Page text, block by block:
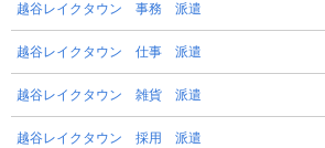
越谷レイクタウン 事務 派遣
越谷レイクタウン 仕事 派遣
越谷レイクタウン 雑貨 派遣
越谷レイクタウン 採用 派遣